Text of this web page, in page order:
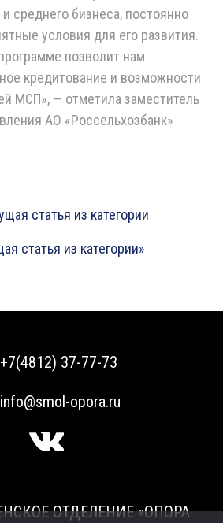
среднего бизнеса, постоянно
условия для его развития.
позволит нам
кредитование и возможности
МСП», — отметила заместитель
АО «Россельхозбанк»
статья из категории
статья из категории»
+7(4812) 37-77-73
info@smol-opora.ru
ОТДЕЛЕНИЕ «ОПОРА